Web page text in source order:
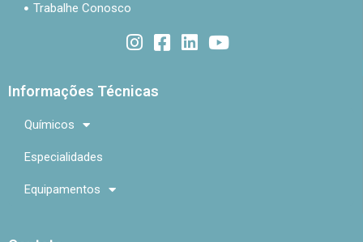
Trabalhe Conosco
Informações Técnicas
Químicos
Especialidades
Equipamentos